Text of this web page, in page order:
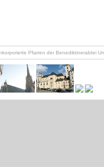
Pfarren der Benediktinerabtei